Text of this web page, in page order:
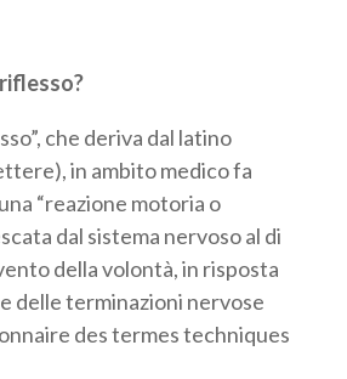
che deriva dal latino
in ambito medico fa
“reazione motoria o
dal sistema nervoso al di
della volontà, in risposta
delle terminazioni nervose
des termes techniques